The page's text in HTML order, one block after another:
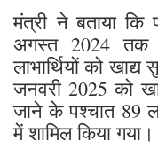
मंत्री ने बताया
अगस्त 2024 तक
लाभार्थियों को
जनवरी 2025 को
जाने के पश्चात 89
में शामिल किया गया।